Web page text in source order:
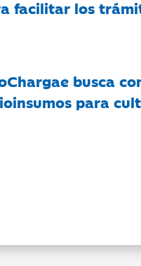
facilitar los
busca
para